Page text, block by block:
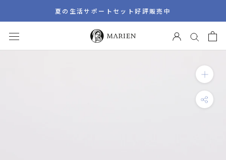
キ
夏の生活サポートセット好評販売中